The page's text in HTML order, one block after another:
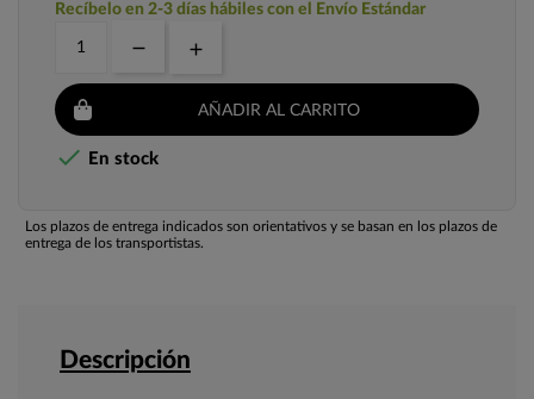
Recíbelo en 2-3 días hábiles con el Envío Estándar
AÑADIR AL CARRITO
 En stock
Los plazos de entrega indicados son orientativos y se basan en los plazos de
entrega de los transportistas.
Descripción